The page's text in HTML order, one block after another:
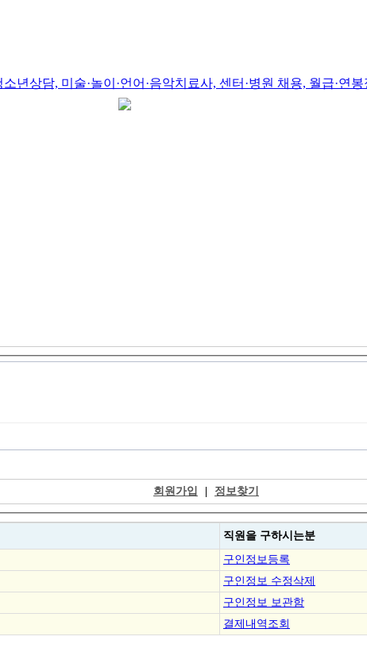
회원가입 | 정보찾기
직원을 구하시는분
구인정보등록
구인정보 수정삭제
구인정보 보관함
결제내역조회